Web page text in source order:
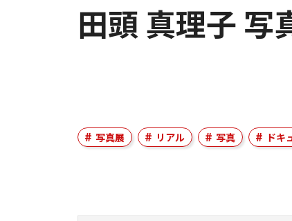
田頭 真理子 写
写真展 リアル 写真 ドキ